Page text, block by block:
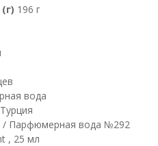
196 г
вода
Турция
/ Парфюмерная вода №292
, 25 мл